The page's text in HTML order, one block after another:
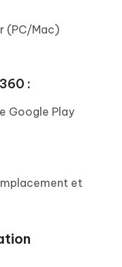
(PC/Mac)
:
Google Play
et